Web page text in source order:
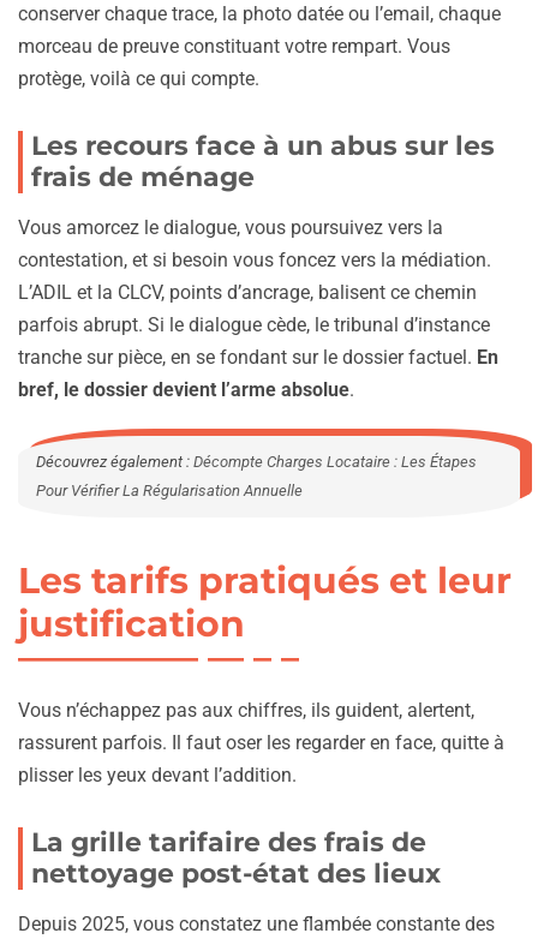
conserver chaque trace, la photo datée ou l’email, chaque
morceau de preuve constituant votre rempart. Vous
protège, voilà ce qui compte.
Les recours face à un abus sur les
frais de ménage
Vous amorcez le dialogue, vous poursuivez vers la
contestation, et si besoin vous foncez vers la médiation.
L’ADIL et la CLCV, points d’ancrage, balisent ce chemin
parfois abrupt. Si le dialogue cède, le tribunal d’instance
tranche sur pièce, en se fondant sur le dossier factuel. En
bref, le dossier devient l’arme absolue.
Découvrez également : Décompte Charges Locataire : Les Étapes
Pour Vérifier La Régularisation Annuelle
Les tarifs pratiqués et leur
justification
Vous n’échappez pas aux chiffres, ils guident, alertent,
rassurent parfois. Il faut oser les regarder en face, quitte à
plisser les yeux devant l’addition.
La grille tarifaire des frais de
nettoyage post-état des lieux
Depuis 2025, vous constatez une flambée constante des